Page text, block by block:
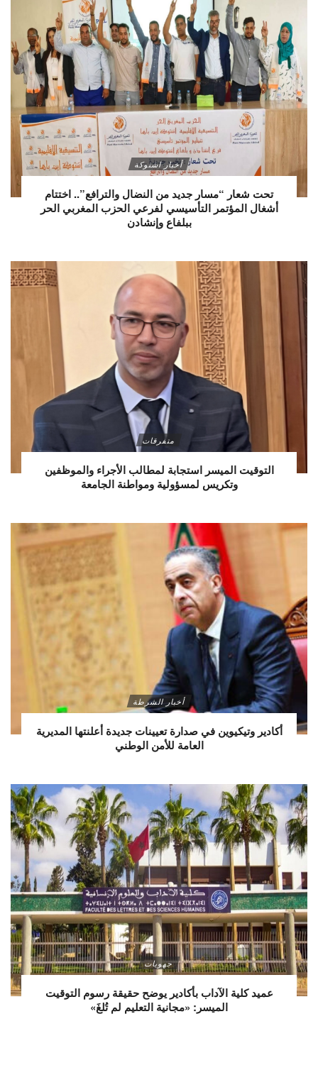
أخبار اشتوكة
تحت شعار “مسار جديد من النضال والترافع”.. اختتام
أشغال المؤتمر التأسيسي لفرعي الحزب المغربي الحر
ببلفاع وإنشادن
متفرقات
التوقيت الميسر استجابة لمطالب الأجراء والموظفين
وتكريس لمسؤولية ومواطنة الجامعة
أخبار الشرطة
أكادير وتيكيوين في صدارة تعيينات جديدة أعلنتها المديرية
العامة للأمن الوطني
جهويات
عميد كلية الآداب بأكادير يوضح حقيقة رسوم التوقيت
الميسر: «مجانية التعليم لم تُلغَ»